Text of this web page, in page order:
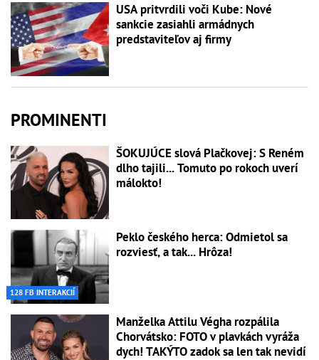
USA pritvrdili voči Kube: Nové
sankcie zasiahli armádnych
predstaviteľov aj firmy
PROMINENTI
ŠOKUJÚCE slová Plačkovej: S Reném
dlho tajili... Tomuto po rokoch uverí
málokto!
128 FB INTERAKCIÍ
Peklo českého herca: Odmietol sa
rozviesť, a tak... Hrôza!
Manželka Attilu Végha rozpálila
Chorvátsko: FOTO v plavkách vyráža
dych! TAKÝTO zadok sa len tak nevidí